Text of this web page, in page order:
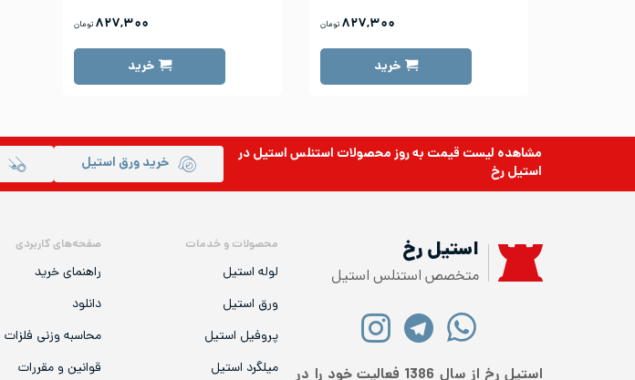
۸۲۷,۳۰۰ تومان
خرید
۸۲۷,۳۰۰ تومان
خرید
مشاهده لیست قیمت به روزمحصولات استنلس استیلدر
استیل رخ
خرید ورق استیل
استیل رخ
متخصص استنلس استیل
استیل رخ از سال 1386 فعالیت خود را در
محصولات و خدمات
لوله استیل
ورق استیل
پروفیل استیل
میلگرد استیل
صفحه‌های کاربردی
راهنمای خرید
دانلود
محاسبه وزنی فلزات
قوانین و مقررات